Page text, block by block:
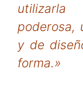
utilizarla
poderosa,
y de
forma.»